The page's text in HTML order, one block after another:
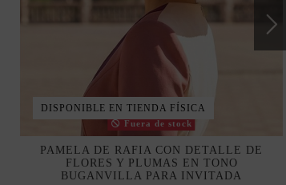
DISPONIBLE EN TIENDA FÍSICA
Fuera de stock
PAMELA DE RAFIA CON DETALLE DE
FLORES Y PLUMAS EN TONO
BUGANVILLA PARA INVITADA